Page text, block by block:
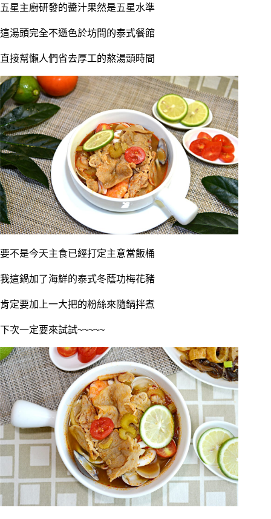
五星主廚研發的醬汁果然是五星水準
這湯頭完全不遜色於坊間的泰式餐館
直接幫懶人們省去厚工的熬湯頭時間
要不是今天主食已經打定主意當飯桶
我這鍋加了海鮮的泰式冬蔭功梅花豬
肯定要加上一大把的粉絲來隨鍋拌煮
下次一定要來試試~~~~~